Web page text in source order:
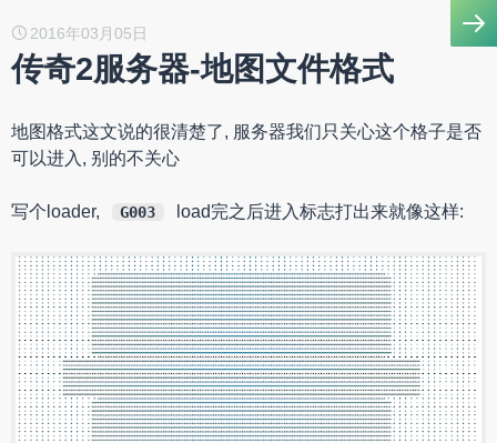
2016年03月05日
传奇2服务器-地图文件格式
地图格式这文说的很清楚了, 服务器我们只关心这个格子是否
可以进入, 别的不关心
写个loader, G003 load完之后进入标志打出来就像这样: